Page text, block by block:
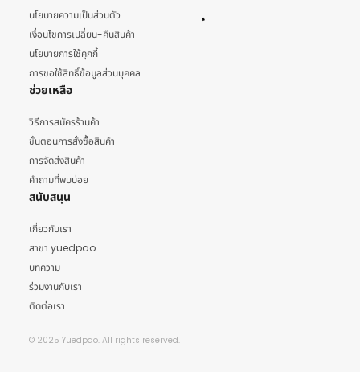
นโยบายความเป็นส่วนตัว
เงื่อนไขการเปลี่ยน-คืนสินค้า
นโยบายการใช้คุกกี้
การขอใช้สิทธิ์ข้อมูลส่วนบุคคล
ช่วยเหลือ
วิธีการสมัครร้านค้า
ขั้นตอนการสั่งซื้อสินค้า
การจัดส่งสินค้า
คำถามที่พบบ่อย
สนับสนุน
เกี่ยวกับเรา
สาขา yuedpao
บทความ
ร่วมงานกับเรา
ติดต่อเรา
© 2025 Yuedpao. All rights reserved.